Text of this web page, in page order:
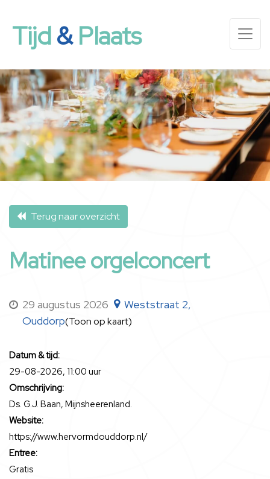
Tijd&Plaats
Terug naar overzicht
Matinee orgelconcert
29 augustus 2026
Weststraat 2,
Ouddorp(Toon op kaart)
Datum & tijd:
29-08-2026, 11:00 uur
Omschrijving:
Ds. G.J. Baan, Mijnsheerenland.
Website:
https://www.hervormdouddorp.nl/
Entree:
Gratis